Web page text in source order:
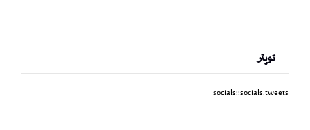
تويتر
socials::socials.tweets